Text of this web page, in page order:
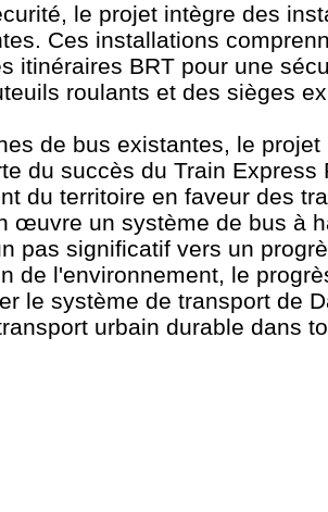
le projet intègre des
Ces installations
itinéraires BRT pour une
roulants et des sièges
de bus existantes, le projet
du succès du Train Express
du territoire en faveur des
œuvre un système de bus à
pas significatif vers un
de l'environnement, le
le système de transport de
urbain durable dans